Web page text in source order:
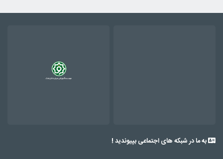
به ما در شبکه های اجتماعی بپیوندید !